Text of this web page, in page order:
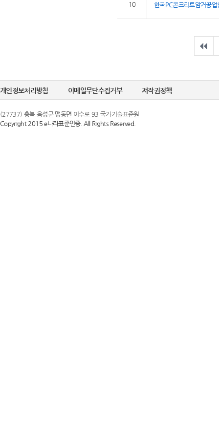
10 한국PC콘크리트암거공업
개인정보처리방침 이메일무단수집거부 저작권정책
(27737) 충북 음성군 맹동면 이수로 93 국가기술표준원
Copyright 2015 e나라표준인증. All Rights Reserved.